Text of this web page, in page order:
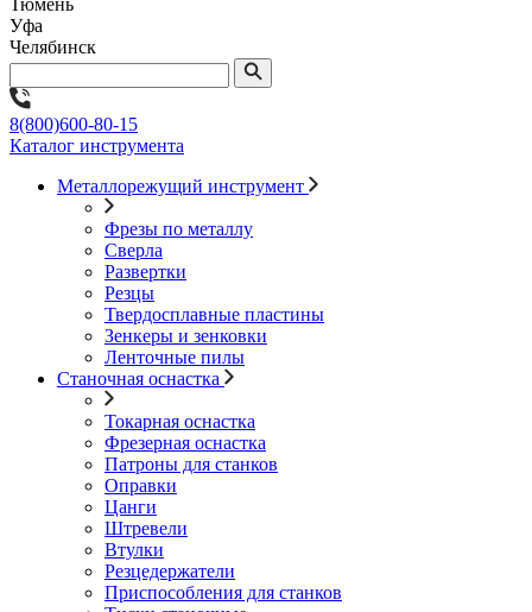
Тюмень
Уфа
Челябинск
8(800)600-80-15
Каталог инструмента
Металлорежущий инструмент
Фрезы по металлу
Сверла
Развертки
Резцы
Твердосплавные пластины
Зенкеры и зенковки
Ленточные пилы
Станочная оснастка
Токарная оснастка
Фрезерная оснастка
Патроны для станков
Оправки
Цанги
Штревели
Втулки
Резцедержатели
Приспособления для станков